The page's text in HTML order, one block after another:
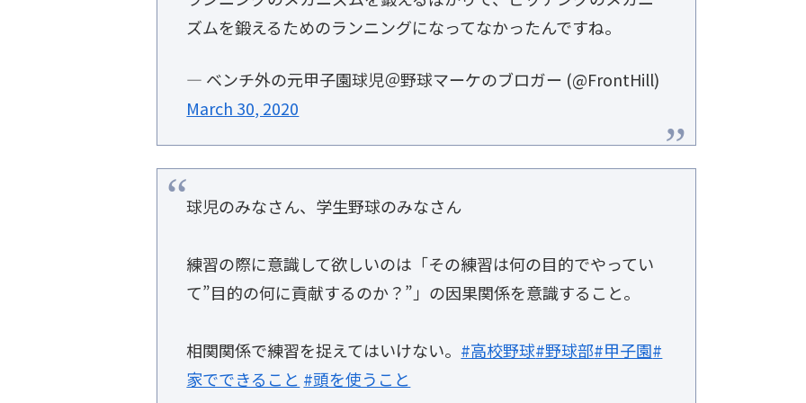
ズムを鍛えるためのランニングになってなかったんですね。
— ベンチ外の元甲子園球児＠野球マーケのブロガー (@FrontHill)
March 30, 2020
球児のみなさん、学生野球のみなさん
練習の際に意識して欲しいのは「その練習は何の目的でやってい
て”目的の何に貢献するのか？”」の因果関係を意識すること。
相関関係で練習を捉えてはいけない。 #高校野球#野球部#甲子園#
家でできること #頭を使うこと